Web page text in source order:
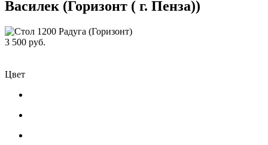
Василек (Горизонт ( г. Пенза))
3 500 руб.
Цвет